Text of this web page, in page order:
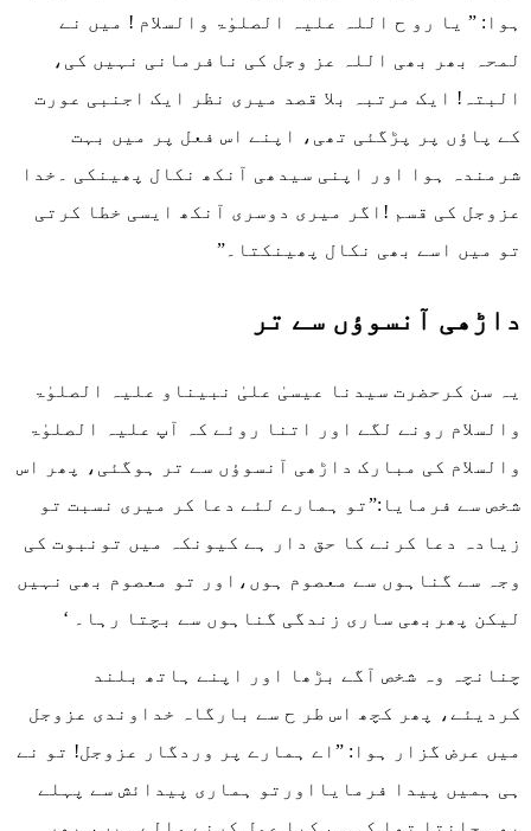
ہوا: ” یا رو ح اللہ علیہ الصلوٰۃ والسلام ! میں نے
لمحہ بھر بھی اللہ عز وجل کی نافرمانی نہیں کی،
البتہ! ایک مرتبہ بلا قصد میری نظر ایک اجنبی عورت
کے پاؤں پر پڑگئی تھی، اپنے اس فعل پر میں بہت
شرمندہ ہوا اور اپنی سیدھی آنکھ نکال پھینکی ۔خدا
عزوجل کی قسم !اگر میری دوسری آنکھ ایسی خطا کرتی
تو میں اسے بھی نکال پھینکتا۔”
داڑھی آنسوؤں سے تر
یہ سن کرحضرت سیدنا عیسیٰ علیٰ نبیناو علیہ الصلوٰۃ
والسلام رونے لگے اور اتنا روئے کہ آپ علیہ الصلوٰۃ
والسلام کی مبارک داڑھی آنسوؤں سے تر ہوگئی، پھر اس
شخص سے فرمایا:”تو ہمارے لئے دعا کر میری نسبت تو
زیادہ دعا کرنے کا حق دار ہے کیونکہ میں تونبوت کی
وجہ سے گناہوں سے معصوم ہوں،اور تو معصوم بھی نہیں
لیکن پھربھی ساری زندگی گناہوں سے بچتا رہا۔ ‘
چنانچہ وہ شخص آگے بڑھا اور اپنے ہاتھ بلند
کردیئے، پھر کچھ اس طر ح سے بارگاہ خداوندی عزوجل
میں عرض گزار ہوا: ”اے ہمارے پر وردگار عزوجل! تو نے
ہی ہمیں پیدا فرمایااورتو ہماری پیدائش سے پہلے